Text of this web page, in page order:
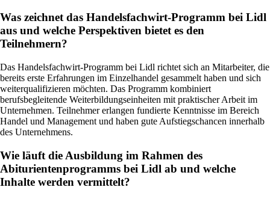
Was zeichnet das Handelsfachwirt-Programm bei Lidl
aus und welche Perspektiven bietet es den
Teilnehmern?
Das Handelsfachwirt-Programm bei Lidl richtet sich an Mitarbeiter, die
bereits erste Erfahrungen im Einzelhandel gesammelt haben und sich
weiterqualifizieren möchten. Das Programm kombiniert
berufsbegleitende Weiterbildungseinheiten mit praktischer Arbeit im
Unternehmen. Teilnehmer erlangen fundierte Kenntnisse im Bereich
Handel und Management und haben gute Aufstiegschancen innerhalb
des Unternehmens.
Wie läuft die Ausbildung im Rahmen des
Abiturientenprogramms bei Lidl ab und welche
Inhalte werden vermittelt?